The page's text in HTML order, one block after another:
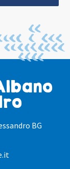
BG